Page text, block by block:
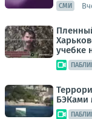
СМИ
учебке
БЭКами